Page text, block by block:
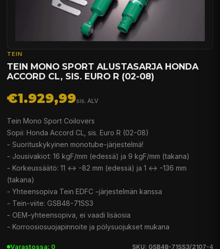
TEIN
TEIN MONO SPORT ALUSTASARJA HONDA
ACCORD CL, SIS. EURO R (02-08)
€1.929,99sis. ALV
Tein Mono Sport Coilovers
Sopii: Honda Accord CL, sis. Euro R (02-08)
- Suorituskykyinen monotube-järjestelmä!
- Jousivakiot: 16 kgF/mm (edessä) ja 9 kgF/mm (takana)
- Korkeussäätö: 11 <-> -82 mm (edessä) ja 1 <-> -136 mm
(takana)
- Yhteensopiva Tein EDFC -järjestelmän kanssa
- Tein-viite: GSB48-71SS3
- OEM-yhteensopiva, ei vaadi lisäosia
- Korroosiosuojapinnoite ja pölysuojukset mukana
Varastossa: 0 SKU: GSB48-71SS3/2107-4